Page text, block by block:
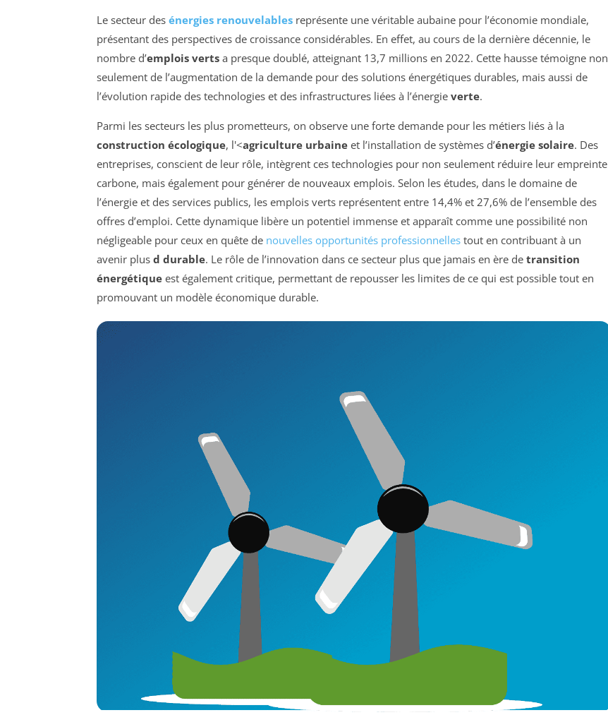
Le secteur des énergies renouvelables représente une véritable aubaine pour l’économie mondiale,
présentant des perspectives de croissance considérables. En effet, au cours de la dernière décennie, le
nombre d’emplois verts a presque doublé, atteignant 13,7 millions en 2022. Cette hausse témoigne non
seulement de l’augmentation de la demande pour des solutions énergétiques durables, mais aussi de
l’évolution rapide des technologies et des infrastructures liées à l’énergie verte.
Parmi les secteurs les plus prometteurs, on observe une forte demande pour les métiers liés à la
construction écologique, l'<agriculture urbaine et l’installation de systèmes d’énergie solaire. Des
entreprises, conscient de leur rôle, intègrent ces technologies pour non seulement réduire leur empreinte
carbone, mais également pour générer de nouveaux emplois. Selon les études, dans le domaine de
l’énergie et des services publics, les emplois verts représentent entre 14,4% et 27,6% de l’ensemble des
offres d’emploi. Cette dynamique libère un potentiel immense et apparaît comme une possibilité non
négligeable pour ceux en quête de nouvelles opportunités professionnelles tout en contribuant à un
avenir plus d durable. Le rôle de l’innovation dans ce secteur plus que jamais en ère de transition
énergétique est également critique, permettant de repousser les limites de ce qui est possible tout en
promouvant un modèle économique durable.